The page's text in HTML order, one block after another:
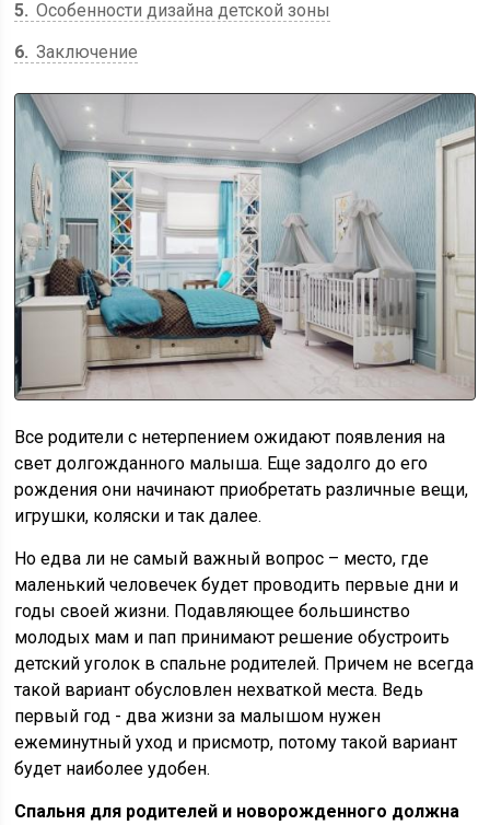
5 Особенности дизайна детской зоны
6 Заключение
Все родители с нетерпением ожидают появления на
свет долгожданного малыша. Еще задолго до его
рождения они начинают приобретать различные вещи,
игрушки, коляски и так далее.
Но едва ли не самый важный вопрос – место, где
маленький человечек будет проводить первые дни и
годы своей жизни. Подавляющее большинство
молодых мам и пап принимают решение обустроить
детский уголок в спальне родителей. Причем не всегда
такой вариант обусловлен нехваткой места. Ведь
первый год - два жизни за малышом нужен
ежеминутный уход и присмотр, потому такой вариант
будет наиболее удобен.
Спальня для родителей и новорожденного должна